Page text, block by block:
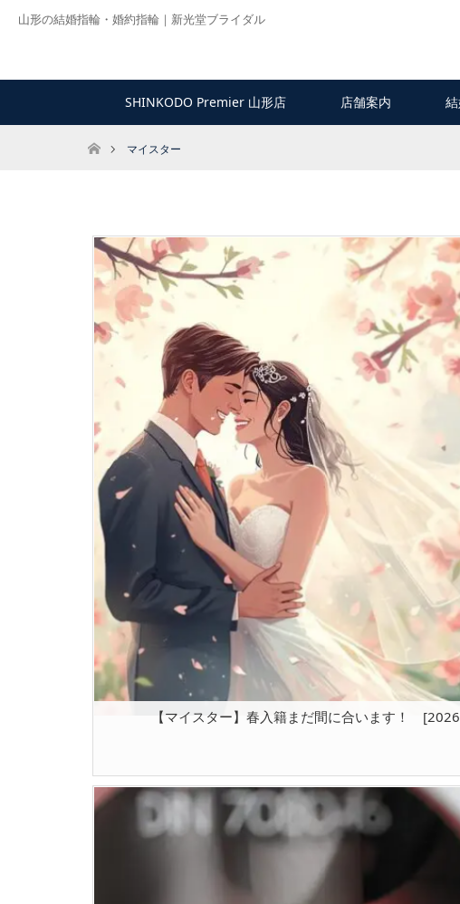
山形の結婚指輪・婚約指輪｜新光堂ブライダル
SHINKODO Premier 山形店 店舗案内
ホームマイスター
【マイスター】春入籍まだ間に合います！